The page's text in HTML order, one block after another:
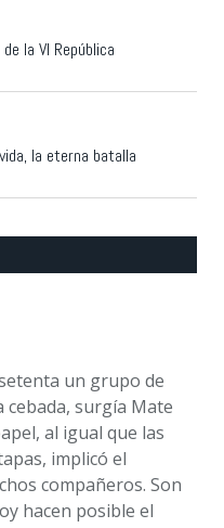
la VI República
la eterna batalla
un grupo de
surgía Mate
al igual que las
implicó el
compañeros. Son
hacen posible el